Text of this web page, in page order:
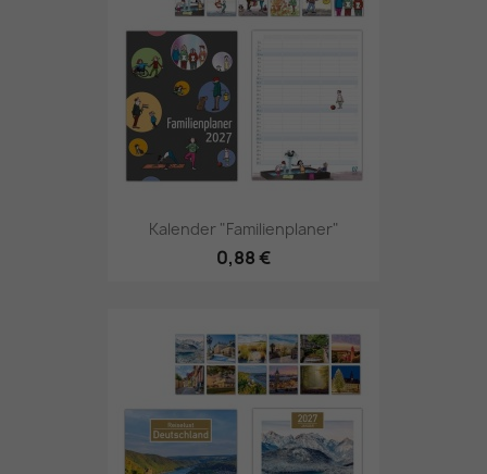
Kalender "Familienplaner"
0,88 €